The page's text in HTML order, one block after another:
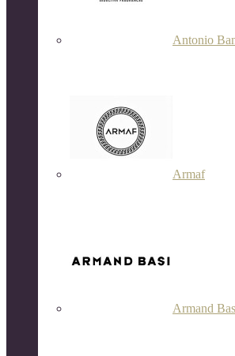
Antonio
Armaf
Armand